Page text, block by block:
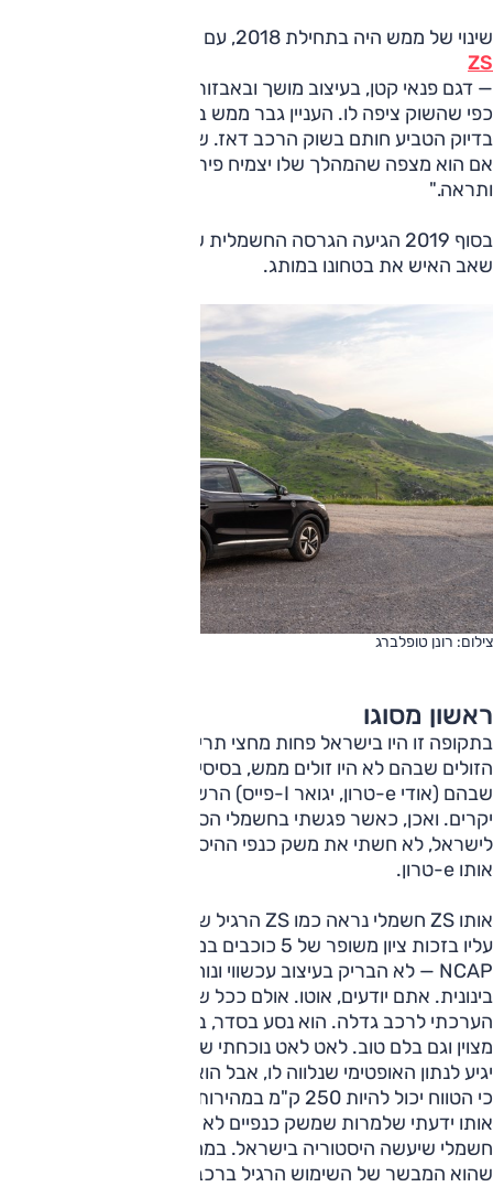
שינוי של ממש היה בתחילת 2018, עם יבוא
ZS
— דגם פנאי קטן, בעיצוב מושך ובאבזור מלא, וגם הוא לא היה זול
כפי שהשוק ציפה לו. העניין גבר ממש במקצת, אך המותג לא
בדיוק הטביע חותם בשוק הרכב דאז. שאלתי אז את אותו מנהל
אם הוא מצפה שהמהלך שלו יצמיח פירות. תשובתו הייתה "חכה
ותראה."
שאב האיש את בטחונו במותג.
צילום: רונן טופלברג
ראשון מסוגו
בתקופה זו היו בישראל פחות מחצי תריסר דגמים חשמליים.
הזולים שבהם לא היו זולים ממש, בסיסיים והטווח קצר. היקרים
שבהם (אודי e-טרון, יגואר I-פייס) הרשימו מאוד אבל היו ממש
יקרים. ואכן, כאשר פגשתי בחשמלי הסיני הראשון שהגיע
לישראל, לא חשתי את משק כנפי ההיסטוריה כפי שחוויתי עם
אותו e-טרון.
אותו ZS חשמלי נראה כמו ZS הרגיל שקדם לו — אך התעלה
עליו בזכות ציון משופר של 5 כוכבים במבחן הבטיחות של יורו
NCAP — לא הבריק בעיצוב עכשווי ונוחות הנסיעה הייתה
בינונית. אתם יודעים, אוטו. אולם ככל שהמבחן התארך, כך
הערכתי לרכב גדלה. הוא נסע בסדר, בעיר ומחוצה לה. האיץ
מצוין וגם בלם טוב. לאט לאט נוכחתי שאמנם טווח הנסיעה לא
יגיע לנתון האופטימי שנלווה לו, אבל הוא בהחלט מכובד. הערכתי
כי הטווח יכול להיות 250 ק"מ במהירות שפויה. כאשר החזרתי
אותו ידעתי שלמרות שמשק כנפיים לא הורגש, מדובר ברכב
חשמלי שיעשה היסטוריה בישראל. במחיר בו נמכר אז נראה היה
שהוא המבשר של השימוש הרגיל ברכב חשמלי בישראל.